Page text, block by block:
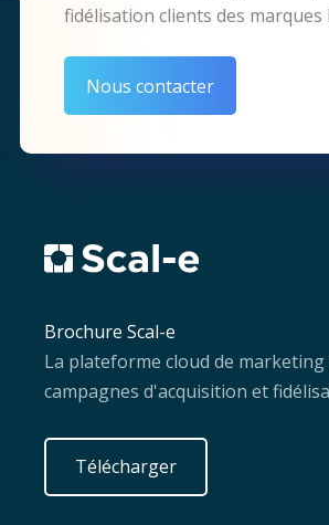
fidélisation clients des marques
Nous contacter
Brochure Scal-e
La plateforme cloud de
campagnes d'acquisition et
Télécharger